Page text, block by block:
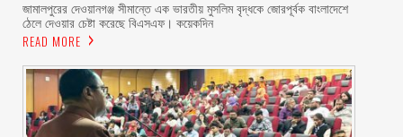
জামালপুরের দেওয়ানগঞ্জ সীমান্তে এক ভারতীয় মুসলিম বৃদ্ধকে জোরপূর্বক বাংলাদেশে
ঠেলে দেওয়ার চেষ্টা করেছে বিএসএফ। কয়েকদিন
READ MORE